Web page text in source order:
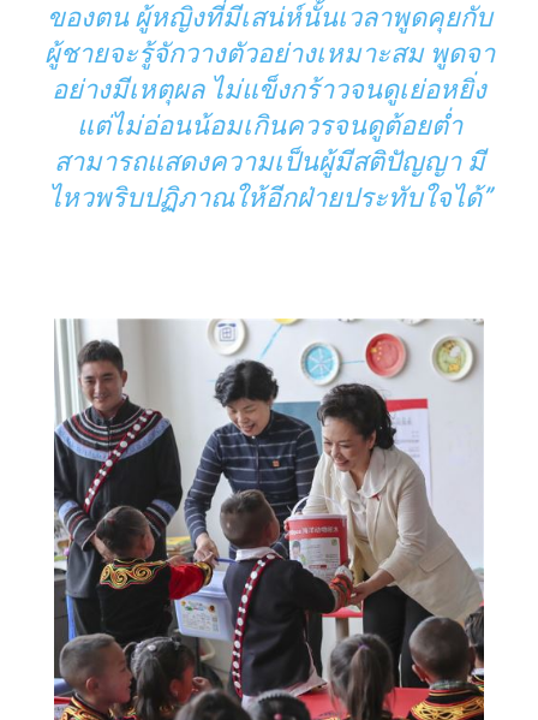
ของตน ผู้หญิงที่มีเสน่ห์นั้นเวลาพูดคุยกับ
ผู้ชายจะรู้จักวางตัวอย่างเหมาะสม พูดจา
อย่างมีเหตุผล ไม่แข็งกร้าวจนดูเย่อหยิ่ง
แต่ไม่อ่อนน้อมเกินควรจนดูต้อยต่ำ
สามารถแสดงความเป็นผู้มีสติปัญญา มี
ไหวพริบปฏิภาณให้อีกฝ่ายประทับใจได้”